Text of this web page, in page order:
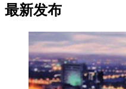
最新发布